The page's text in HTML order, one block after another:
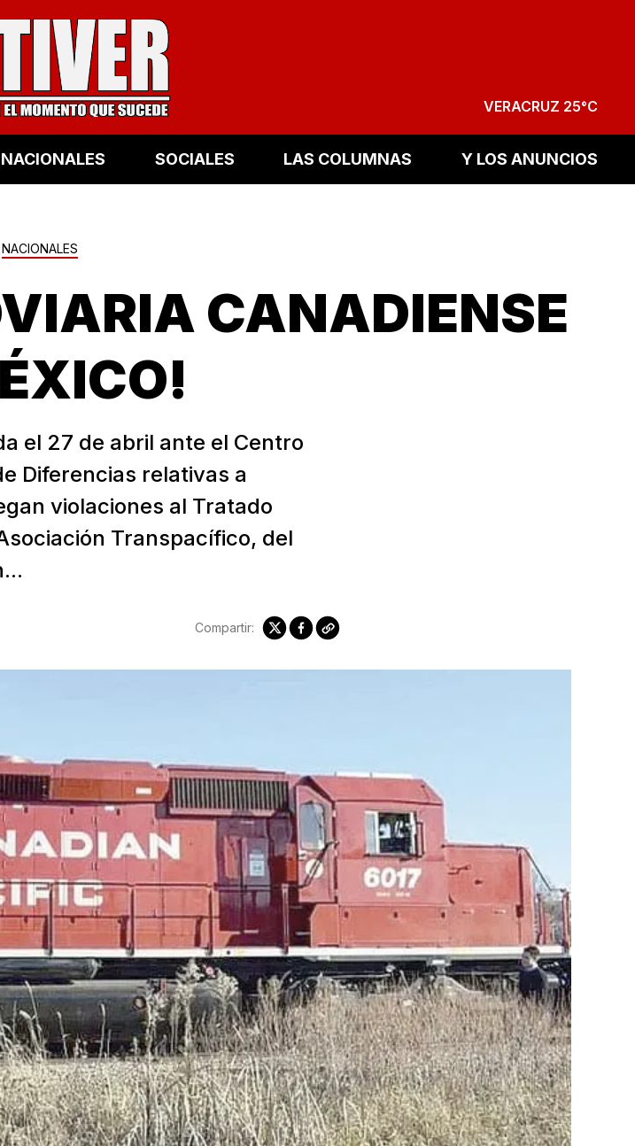
VERACRUZ 25°C
NACIONALES SOCIALES LAS COLUMNAS Y LOS ANUNCIOS
NACIONALES
CANADIENSE
el 27 de abril ante el Centro
Diferencias relativas a
violaciones al Tratado
Transpacífico, del
Compartir: